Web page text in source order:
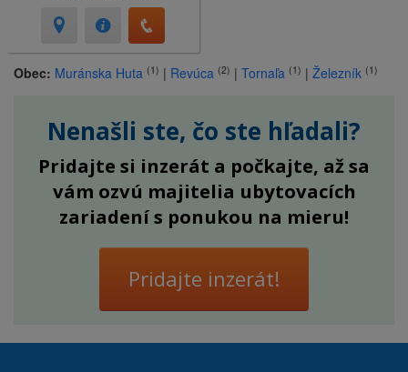
Obec: Muránska Huta (1) | Revúca (2) | Tornaľa (1) | Železník (1)
Nenašli ste, čo ste hľadali?
Pridajte si inzerát a počkajte, až sa
vám ozvú majitelia ubytovacích
zariadení s ponukou na mieru!
Pridajte inzerát!